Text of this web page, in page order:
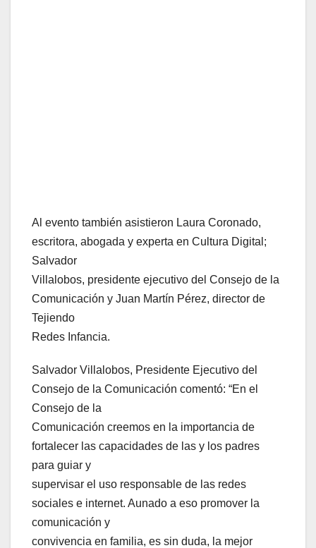
Al evento también asistieron Laura Coronado,
escritora, abogada y experta en Cultura Digital;
Salvador
Villalobos, presidente ejecutivo del Consejo de la
Comunicación y Juan Martín Pérez, director de
Tejiendo
Redes Infancia.
Salvador Villalobos, Presidente Ejecutivo del
Consejo de la Comunicación comentó: “En el
Consejo de la
Comunicación creemos en la importancia de
fortalecer las capacidades de las y los padres
para guiar y
supervisar el uso responsable de las redes
sociales e internet. Aunado a eso promover la
comunicación y
convivencia en familia, es sin duda, la mejor